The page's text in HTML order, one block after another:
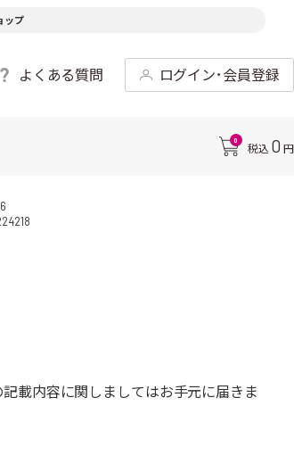
ップ
よくある質問 ログイン･会員登録
0
税込 0 円
載内容に関しましてはお手元に届きま